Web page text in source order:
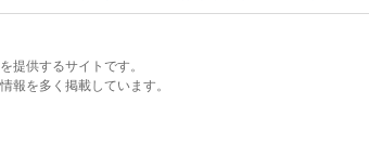
提供するサイトです。
報を多く掲載しています。